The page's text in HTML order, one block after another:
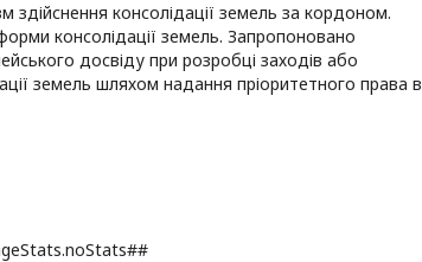
здійснення консолідації земель за кордоном.
консолідації земель. Запропоновано
досвіду при розробці заходів або
земель шляхом надання пріоритетного права в